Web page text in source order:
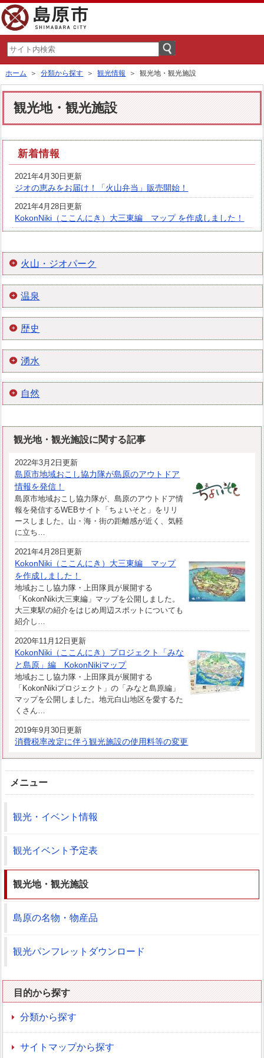
ホーム ＞分類から探す ＞観光情報 ＞ 観光地・観光施設
観光地・観光施設
新着情報
2021年4月30日更新
ジオの恵みをお届け！「火山弁当」販売開始！
2021年4月28日更新
KokonNiki（ここんにき）大三東編 マップ を作成しました！
火山・ジオパーク
温泉
歴史
湧水
自然
観光地・観光施設に関する記事
2022年3月2日更新
島原市地域おこし協力隊が島原のアウトドア
情報を発信！
島原市地域おこし協力隊が、島原のアウトドア情
報を発信するWEBサイト「ちょいそと」をリリ
ースしました。山・海・街の距離感が近く、気軽
に立ち…
2021年4月28日更新
KokonNiki（ここんにき）大三東編 マップ
を作成しました！
地域おこし協力隊・上田隊員が展開する
「KokonNiki大三東編」マップを公開しました。
大三東駅の紹介をはじめ周辺スポットについても
紹介し…
2020年11月12日更新
KokonNiki（ここんにき）プロジェクト「みな
と島原」編 KokonNikiマップ
地域おこし協力隊・上田隊員が展開する
「KokonNikiプロジェクト」の「みなと島原編」
マップを公開しました。地元白山地区を愛するた
くさん…
2019年9月30日更新
消費税率改定に伴う観光施設の使用料等の変更
メニュー
観光・イベント情報
観光イベント予定表
観光地・観光施設
島原の名物・物産品
観光パンフレットダウンロード
目的から探す
分類から探す
サイトマップから探す